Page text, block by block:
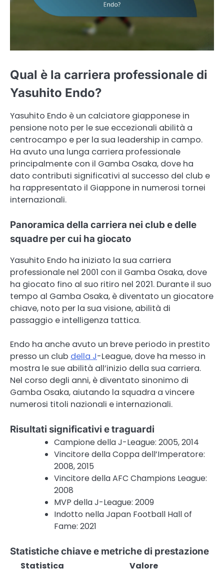
Qual è la carriera professionale di
Yasuhito Endo?
Yasuhito Endo è un calciatore giapponese in
pensione noto per le sue eccezionali abilità a
centrocampo e per la sua leadership in campo.
Ha avuto una lunga carriera professionale
principalmente con il Gamba Osaka, dove ha
dato contributi significativi al successo del club e
ha rappresentato il Giappone in numerosi tornei
internazionali.
Panoramica della carriera nei club e delle
squadre per cui ha giocato
Yasuhito Endo ha iniziato la sua carriera
professionale nel 2001 con il Gamba Osaka, dove
ha giocato fino al suo ritiro nel 2021. Durante il suo
tempo al Gamba Osaka, è diventato un giocatore
chiave, noto per la sua visione, abilità di
passaggio e intelligenza tattica.
Endo ha anche avuto un breve periodo in prestito
presso un club della J-League, dove ha messo in
mostra le sue abilità all’inizio della sua carriera.
Nel corso degli anni, è diventato sinonimo di
Gamba Osaka, aiutando la squadra a vincere
numerosi titoli nazionali e internazionali.
Risultati significativi e traguardi
Campione della J-League: 2005, 2014
Vincitore della Coppa dell’Imperatore:
2008, 2015
Vincitore della AFC Champions League:
2008
MVP della J-League: 2009
Indotto nella Japan Football Hall of
Fame: 2021
Statistiche chiave e metriche di prestazione
Statistica
Valore